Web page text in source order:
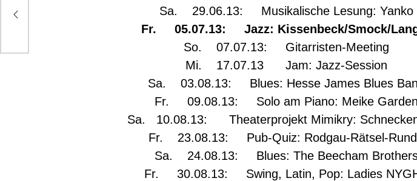
Sa. 29.06.13: Musikalische Lesung: Yanko
Fr. 05.07.13: Jazz: Kissenbeck/Smock/
So. 07.07.13: Gitarristen-Meeting
Mi. 17.07.13 Jam: Jazz-Session
Sa. 03.08.13: Blues: Hesse James Blues
Fr. 09.08.13: Solo am Piano: Meike Garden
Sa. 10.08.13: Theaterprojekt Mimikry:
Fr. 23.08.13: Pub-Quiz: Rodgau-Rätsel-
Sa. 24.08.13: Blues: The Beecham
Fr. 30.08.13: Swing, Latin, Pop: Ladies